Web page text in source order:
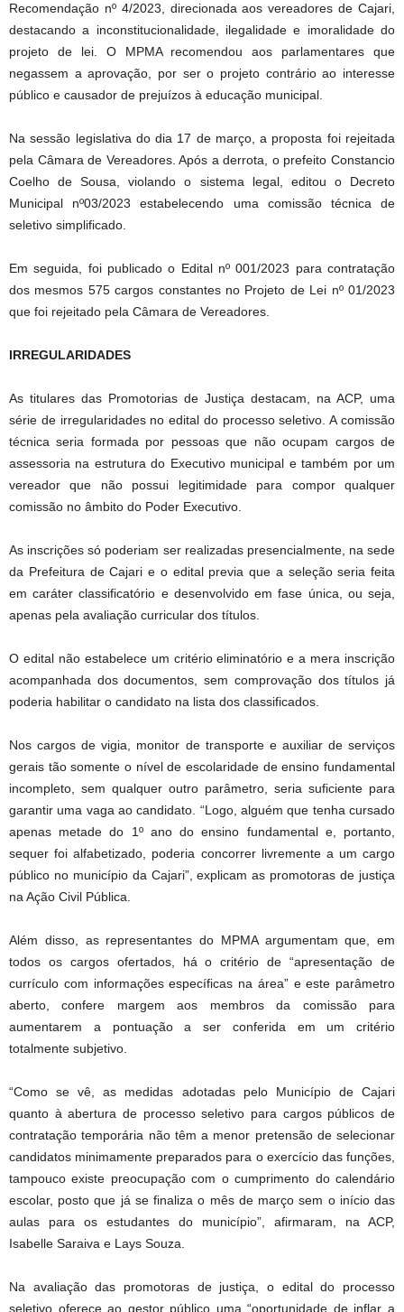
Recomendação nº 4/2023, direcionada aos vereadores de Cajari,
destacando a inconstitucionalidade, ilegalidade e imoralidade do
projeto de lei. O MPMA recomendou aos parlamentares que
negassem a aprovação, por ser o projeto contrário ao interesse
público e causador de prejuízos à educação municipal.
Na sessão legislativa do dia 17 de março, a proposta foi rejeitada
pela Câmara de Vereadores. Após a derrota, o prefeito Constancio
Coelho de Sousa, violando o sistema legal, editou o Decreto
Municipal nº03/2023 estabelecendo uma comissão técnica de
seletivo simplificado.
Em seguida, foi publicado o Edital nº 001/2023 para contratação
dos mesmos 575 cargos constantes no Projeto de Lei nº 01/2023
que foi rejeitado pela Câmara de Vereadores.
IRREGULARIDADES
As titulares das Promotorias de Justiça destacam, na ACP, uma
série de irregularidades no edital do processo seletivo. A comissão
técnica seria formada por pessoas que não ocupam cargos de
assessoria na estrutura do Executivo municipal e também por um
vereador que não possui legitimidade para compor qualquer
comissão no âmbito do Poder Executivo.
As inscrições só poderiam ser realizadas presencialmente, na sede
da Prefeitura de Cajari e o edital previa que a seleção seria feita
em caráter classificatório e desenvolvido em fase única, ou seja,
apenas pela avaliação curricular dos títulos.
O edital não estabelece um critério eliminatório e a mera inscrição
acompanhada dos documentos, sem comprovação dos títulos já
poderia habilitar o candidato na lista dos classificados.
Nos cargos de vigia, monitor de transporte e auxiliar de serviços
gerais tão somente o nível de escolaridade de ensino fundamental
incompleto, sem qualquer outro parâmetro, seria suficiente para
garantir uma vaga ao candidato. “Logo, alguém que tenha cursado
apenas metade do 1º ano do ensino fundamental e, portanto,
sequer foi alfabetizado, poderia concorrer livremente a um cargo
público no município da Cajari”, explicam as promotoras de justiça
na Ação Civil Pública.
Além disso, as representantes do MPMA argumentam que, em
todos os cargos ofertados, há o critério de “apresentação de
currículo com informações específicas na área” e este parâmetro
aberto, confere margem aos membros da comissão para
aumentarem a pontuação a ser conferida em um critério
totalmente subjetivo.
“Como se vê, as medidas adotadas pelo Município de Cajari
quanto à abertura de processo seletivo para cargos públicos de
contratação temporária não têm a menor pretensão de selecionar
candidatos minimamente preparados para o exercício das funções,
tampouco existe preocupação com o cumprimento do calendário
escolar, posto que já se finaliza o mês de março sem o início das
aulas para os estudantes do município”, afirmaram, na ACP,
Isabelle Saraiva e Lays Souza.
Na avaliação das promotoras de justiça, o edital do processo
seletivo oferece ao gestor público uma “oportunidade de inflar a